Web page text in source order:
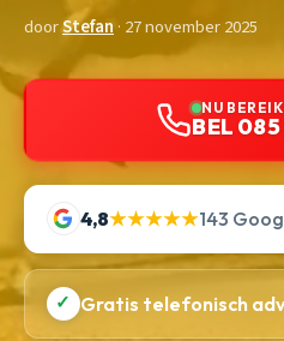
doorStefan· 27 november 2025
NU
BEL 085
4,8★★★★★143
✓ Gratis telefonisch